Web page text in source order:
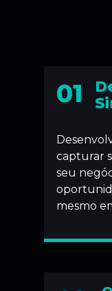
01
capturar
seu
mesmo